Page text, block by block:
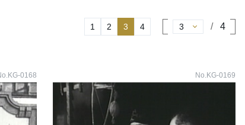
1 2 3 4 4
0168 No.KG-0169